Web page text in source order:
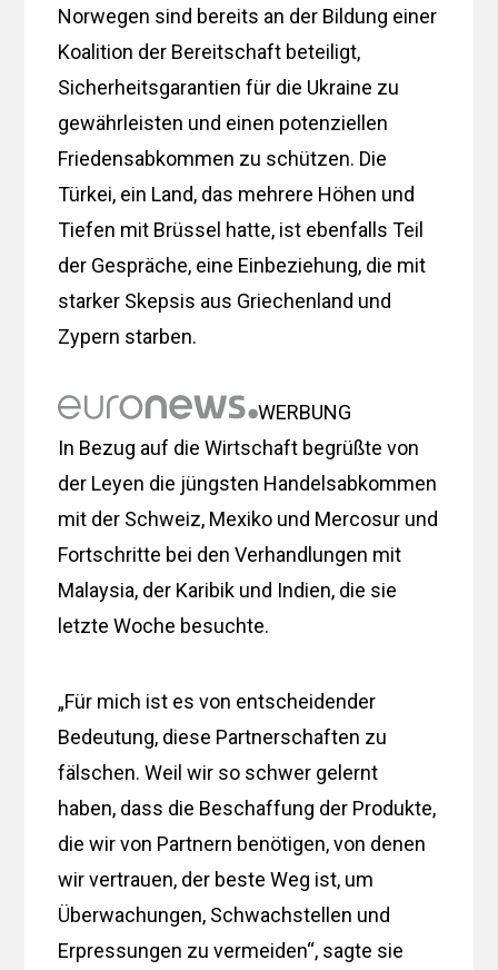
Norwegen sind bereits an der Bildung einer
Koalition der Bereitschaft beteiligt,
Sicherheitsgarantien für die Ukraine zu
gewährleisten und einen potenziellen
Friedensabkommen zu schützen. Die
Türkei, ein Land, das mehrere Höhen und
Tiefen mit Brüssel hatte, ist ebenfalls Teil
der Gespräche, eine Einbeziehung, die mit
starker Skepsis aus Griechenland und
Zypern starben.
WERBUNG
In Bezug auf die Wirtschaft begrüßte von
der Leyen die jüngsten Handelsabkommen
mit der Schweiz, Mexiko und Mercosur und
Fortschritte bei den Verhandlungen mit
Malaysia, der Karibik und Indien, die sie
letzte Woche besuchte.
„Für mich ist es von entscheidender
Bedeutung, diese Partnerschaften zu
fälschen. Weil wir so schwer gelernt
haben, dass die Beschaffung der Produkte,
die wir von Partnern benötigen, von denen
wir vertrauen, der beste Weg ist, um
Überwachungen, Schwachstellen und
Erpressungen zu vermeiden“, sagte sie